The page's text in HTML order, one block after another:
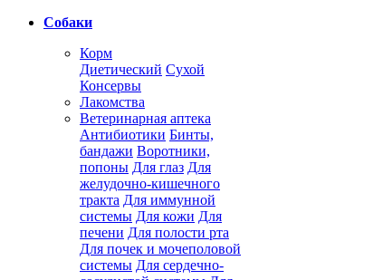
Собаки
Корм
Диетический Сухой
Консервы
Лакомства
Ветеринарная аптека
Антибиотики Бинты,
бандажи Воротники,
попоны Для глаз Для
желудочно-кишечного
тракта Для иммунной
системы Для кожи Для
печени Для полости рта
Для почек и мочеполовой
системы Для сердечно-